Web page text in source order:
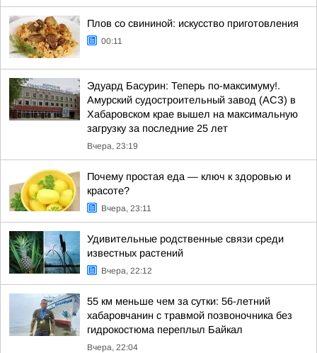
Плов со свининой: искусство приготовления
00:11
Эдуард Басурин: Теперь по-максимуму!.
Амурский судостроительный завод (АСЗ) в
Хабаровском крае вышел на максимальную
загрузку за последние 25 лет
Вчера, 23:19
Почему простая еда — ключ к здоровью и
красоте?
Вчера, 23:11
Удивительные родственные связи среди
известных растений
Вчера, 22:12
55 км меньше чем за сутки: 56-летний
хабаровчанин с травмой позвоночника без
гидрокостюма переплыл Байкал
Вчера, 22:04